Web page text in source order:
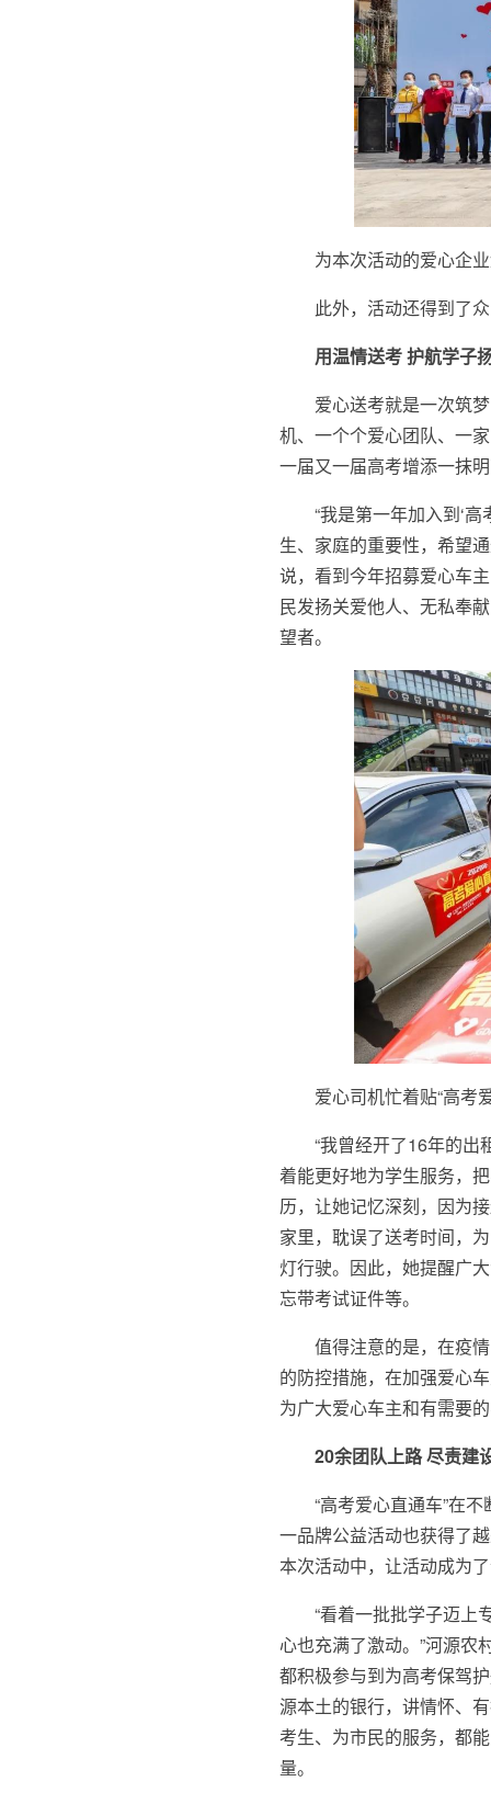
为本次活动的爱心企
此外，活动还得到了
用温情送考 护航学子
爱心送考就是一次筑
机、一个个爱心团队、一
一届又一届高考增添一抹
“我是第一年加入到‘
生、家庭的重要性，希望
说，看到今年招募爱心车
民发扬关爱他人、无私奉
望者。
爱心司机忙着贴“高考
“我曾经开了16年的出
着能更好地为学生服务，
历，让她记忆深刻，因为
家里，耽误了送考时间，
灯行驶。因此，她提醒广
忘带考试证件等。
值得注意的是，在疫
的防控措施，在加强爱心
为广大爱心车主和有需要
20余团队上路 尽责建
“高考爱心直通车”在
一品牌公益活动也获得了
本次活动中，让活动成为
“看着一批批学子迈上
心也充满了激动。”河源农
都积极参与到为高考保驾
源本土的银行，讲情怀、
考生、为市民的服务，都
量。